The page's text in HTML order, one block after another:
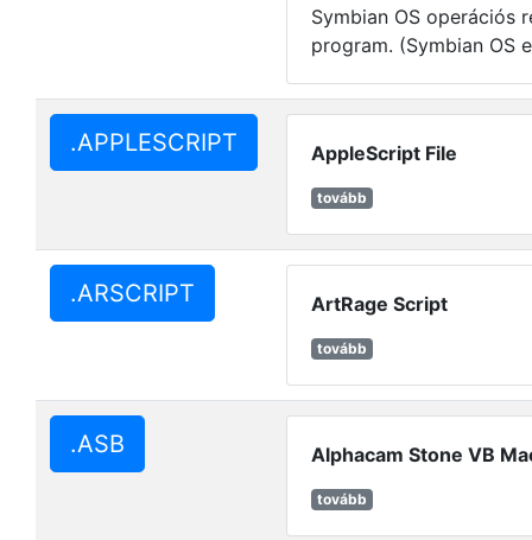
Symbian OS operációs
program. (Symbian OS
.APPLESCRIPT AppleScript File
tovább
.ARSCRIPT ArtRage Script
tovább
.ASB Alphacam Stone VB
tovább